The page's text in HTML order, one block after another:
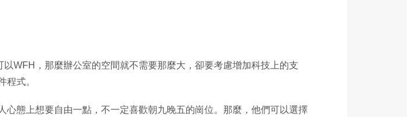
WFH，那麼辦公室的空間就不需要那麼大，卻要考慮增加科技上的支
程式。
態上想要自由一點，不一定喜歡朝九晚五的崗位。那麼，他們可以選擇